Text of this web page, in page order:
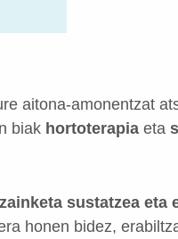
aitona-amonentzat
biak hortoterapia eta
sustatzea eta
honen bidez,